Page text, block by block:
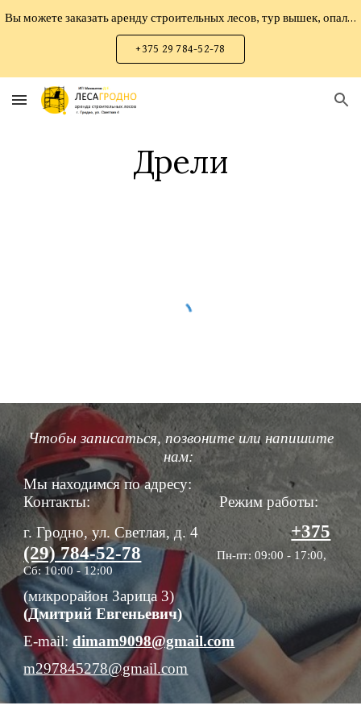
Вы можете заказать аренду строительных лесов, тур вышек, опалубки мелко-щитовой, опалубки перекрытий, опалубки колонн, прокат инструмента
+375 29 784-52-78
Дрели
Чтобы записаться, позвоните или напишите
нам:
Мы находимся по адресу:
Контакты:
Режим работы:
г. Гродно, ул. Светлая, д. 4
+375
(29) 784-52-78
Пн-пт: 09:00 - 17:00,
Сб: 10:00 - 12:00
(микрорайон Зарица 3)
(Дмитрий Евгеньевич)
E-mail:dimam9098@gmail.com
m297845278@gmail.com